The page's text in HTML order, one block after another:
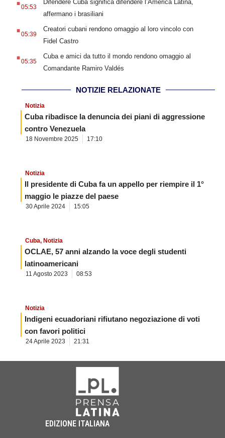
05:53
Difendere Cuba significa difendere l’America Latina,
affermano i brasiliani
.05:39
Creatori cubani rendono omaggio al loro vincolo con
Fidel Castro
.05:35
Cuba e amici da tutto il mondo rendono omaggio al
Comandante Ramiro Valdés
NOTIZIE RELAZIONATE
Notizia
Cuba ribadisce la denuncia dei piani di aggressione
contro Venezuela
18 Novembre 2025 17:10
Notizia
Il presidente di Cuba fa un appello per riempire il 1°
maggio le piazze del paese
30 Aprile 2024 15:05
Cuba, Notizia
OCLAE, 57 anni alzando la voce degli studenti
latinoamericani
11 Agosto 2023 08:53
Notizia
Indigeni ecuadoriani rifiutano negoziazione di voti
con favori politici
24 Aprile 2023 21:31
EDIZIONE ITALIANA